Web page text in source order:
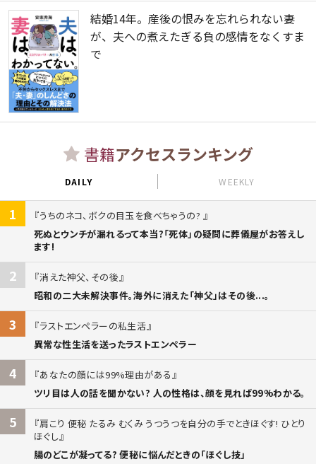
結婚14年。産後の恨みを忘れられない妻
が、夫への煮えたぎる負の感情をなくすま
で
書籍アクセスランキング
DAILY WEEKLY
1
うちのネコ、ボクの目玉を食べちゃうの?
死ぬとウンチが漏れるって本当?「死体」の疑問に葬儀屋がお答えし
ます!
2
消えた神父、その後
昭和の二大未解決事件。海外に消えた「神父」はその後...。
3
ラストエンペラーの私生活
異常な性生活を送ったラストエンペラー
4
あなたの顔には99%理由がある
ツリ目は人の話を聞かない? 人の性格は、顔を見れば99%わかる。
5
肩こり 便秘 たるみ むくみ うつうつを自分の手でときほぐす! ひとり
ほぐし
腸のどこが凝ってる? 便秘に悩んだときの「ほぐし技」